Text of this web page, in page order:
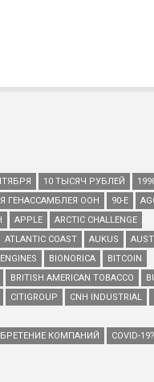
10 ТЫСЯЧ РУБЛЕЙ
ГЕНАССАМБЛЕЯ ООН 90-Е
APPLE
ARCTIC CHALLENGE
ATLANTIC COAST AUKUS
BIONORICA
BITCOIN
BRITISH AMERICAN TOBACCO
CITIGROUP CNH INDUSTRIAL
КОМПАНИЙ
COVID-19?